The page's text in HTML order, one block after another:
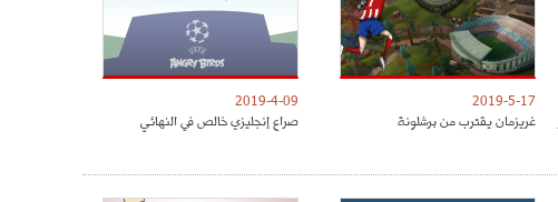
2019-5-17
غريزمان يقترب من برشلونة
2019-4-09
صراع إنجليزي خالص في النهائي